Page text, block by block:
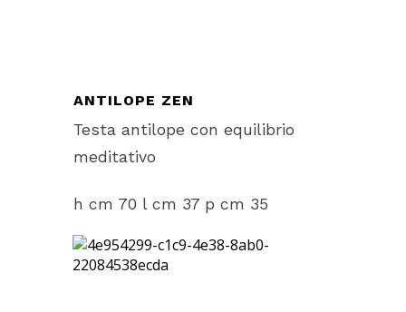
ANTILOPE ZEN
Testa antilope con equilibrio
meditativo
h cm 70 l cm 37 p cm 35